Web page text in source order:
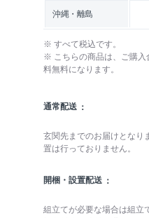
沖縄・離島
※ すべて税込です。
※ こちらの商品は、ご購入
料無料になります。
通常配送
玄関先までのお届けとなり
置は行っておりません。
開梱・設置配送
組立てが必要な場合は組立